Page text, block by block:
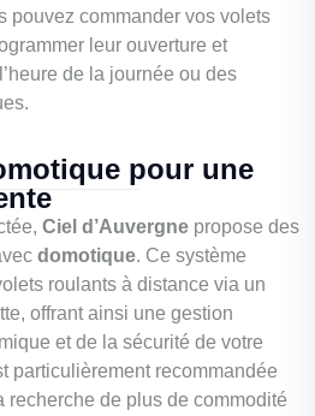
pouvez commander vos volets
leur ouverture et
de la journée ou des
pour une
Ciel d’Auvergne propose des
domotique. Ce système
roulants à distance via un
offrant ainsi une gestion
et de la sécurité de votre
particulièrement recommandée
recherche de plus de commodité